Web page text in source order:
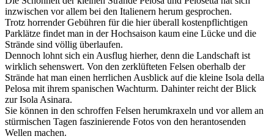
inzwischen vor allem bei den Italienern herum gesprochen.
Trotz horrender Gebühren für die hier überall kostenpflichtigen
Parklätze findet man in der Hochsaison kaum eine Lücke und die
Strände sind völlig überlaufen.
Dennoch lohnt sich ein Ausflug hierher, denn die Landschaft ist
wirklich sehenswert. Von den zerklüfteten Felsen oberhalb der
Strände hat man einen herrlichen Ausblick auf die kleine Isola della
Pelosa mit ihrem spanischen Wachturm. Dahinter reicht der Blick
zur Isola Asinara.
Sie können in den schroffen Felsen herumkraxeln und vor allem an
stürmischen Tagen faszinierende Fotos von den herantosenden
Wellen machen.